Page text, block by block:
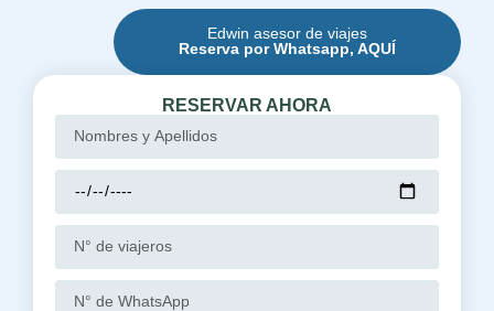
Edwin asesor de viajes
Reserva por Whatsapp, AQUÍ
RESERVAR AHORA